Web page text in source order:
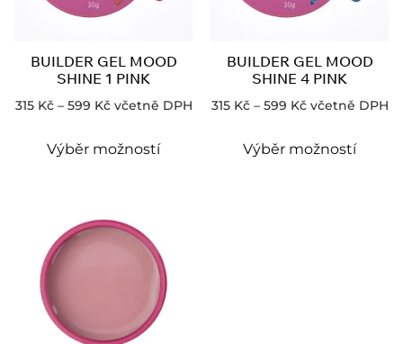
BUILDER GEL MOOD
SHINE 1 PINK
315 Kč – 599 Kč včetně DPH
Výběr možností
BUILDER GEL MOOD
SHINE 4 PINK
315 Kč – 599 Kč včetně DPH
Výběr možností